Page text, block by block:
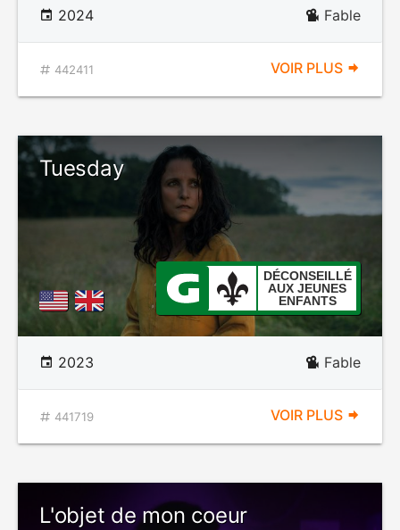
2024 Fable
442411 VOIR PLUS
Tuesday
DÉCONSEILLÉ
AUX JEUNES
ENFANTS
2023 Fable
441719 VOIR PLUS
L'objet de mon coeur